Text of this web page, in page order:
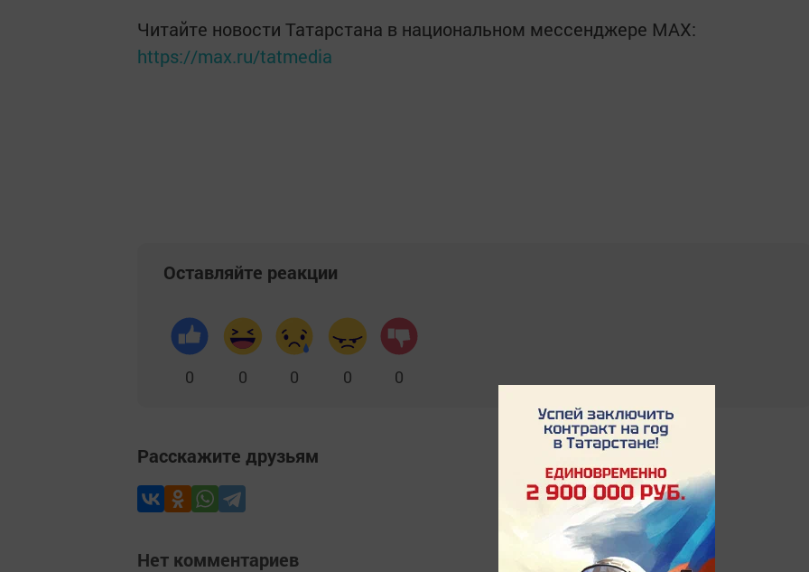
Читайте новости Татарстана в национальном мессенджере MАХ:
https://max.ru/tatmedia
Оставляйте реакции
0 0 0 0 0
Расскажите друзьям
Нет комментариев